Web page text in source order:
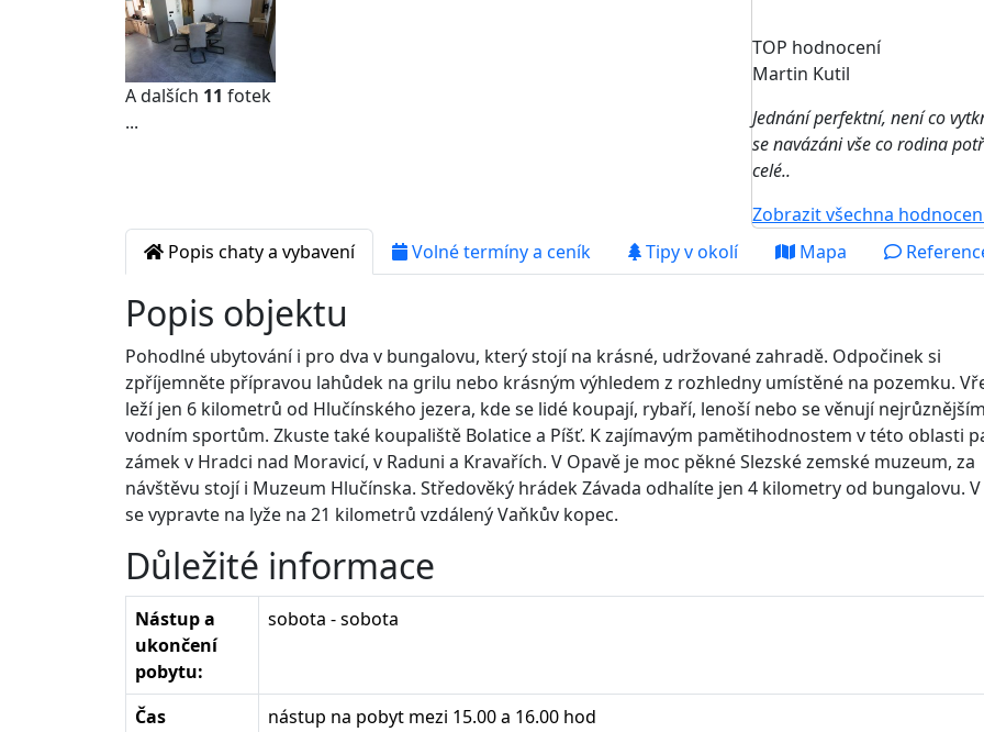
A dalších 11 fotek
...
TOP hodnocení
Martin Kutil
Jednání perfektní, není co
se navázáni vše co rodina
celé..
Zobrazit všechna
Popis chaty a vybavení
Volné termíny a ceník Tipy v okolí Mapa
Popis objektu
Pohodlné ubytování i pro dva v bungalovu, který stojí na krásné, udržované zahradě. Odpočinek si
zpříjemněte přípravou lahůdek na grilu nebo krásným výhledem z rozhledny umístěné na pozemku.
leží jen 6 kilometrů od Hlučínského jezera, kde se lidé koupají, rybaří, lenoší nebo se věnují
vodním sportům. Zkuste také koupaliště Bolatice a Píšť. K zajímavým pamětihodnostem v této oblasti
zámek v Hradci nad Moravicí, v Raduni a Kravařích. V Opavě je moc pěkné Slezské zemské muzeum, za
návštěvu stojí i Muzeum Hlučínska. Středověký hrádek Závada odhalíte jen 4 kilometry od bungalovu.
se vypravte na lyže na 21 kilometrů vzdálený Vaňkův kopec.
Důležité informace
Nástup a
ukončení
pobytu:
sobota - sobota
Čas
nástup na pobyt mezi 15.00 a 16.00 hod